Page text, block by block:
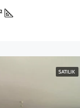
SATILIK